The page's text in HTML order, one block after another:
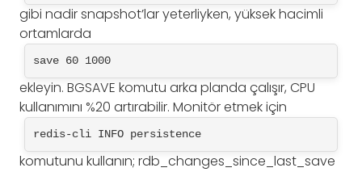
gibi nadir snapshot’lar yeterliyken, yüksek hacimli
ortamlarda
save 60 1000
ekleyin. BGSAVE komutu arka planda çalışır, CPU
kullanımını %20 artırabilir. Monitör etmek için
redis-cli INFO persistence
komutunu kullanın; rdb_changes_since_last_save